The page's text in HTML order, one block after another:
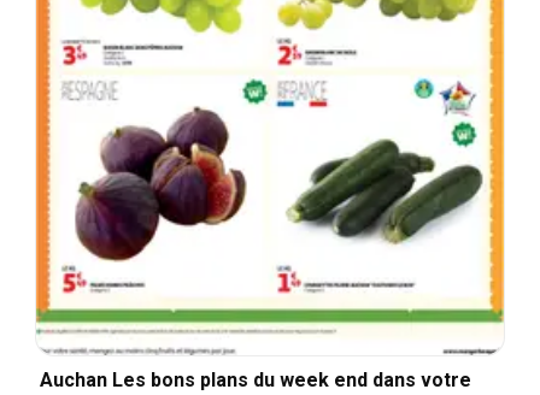
Auchan Les bons plans du week end dans votre